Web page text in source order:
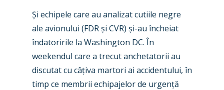
Și echipele care au analizat cutiile negre
ale avionului (FDR și CVR) și-au încheiat
îndatoririle la Washington DC. În
weekendul care a trecut anchetatorii au
discutat cu câțiva martori ai accidentului, în
timp ce membrii echipajelor de urgență
Accidents / Incidents
Airshows
Dubai 2025
Paris 2025
Business Jets
Military
Trip Reports